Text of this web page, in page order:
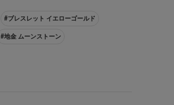
#ブレスレット イエローゴールド
#地金 ムーンストーン